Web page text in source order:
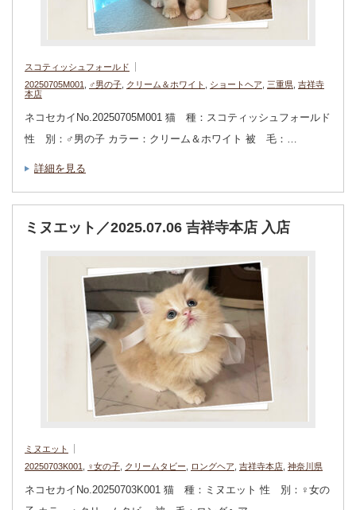
スコティッシュフォールド
20250705M001
♂男の子 クリーム＆ホワイト ショートヘア 三重県 吉祥寺
本店
ネコセカイNo.20250705M001 猫 種：スコティッシュフォールド
性 別：♂男の子 カラー：クリーム＆ホワイト 被 毛：…
詳細を見る
ミヌエット／2025.07.06 吉祥寺本店 入店
ミヌエット
20250703K001
♀女の子 クリームタビー ロングヘア 吉祥寺本店 神奈川県
ネコセカイNo.20250703K001 猫 種：ミヌエット 性 別：♀女の